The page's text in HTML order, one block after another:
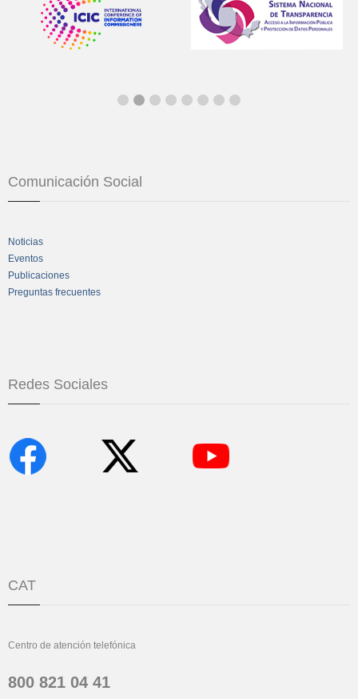
Comunicación Social
Noticias
Eventos
Publicaciones
Preguntas frecuentes
Redes Sociales
CAT
Centro de atención telefónica
800 821 04 41